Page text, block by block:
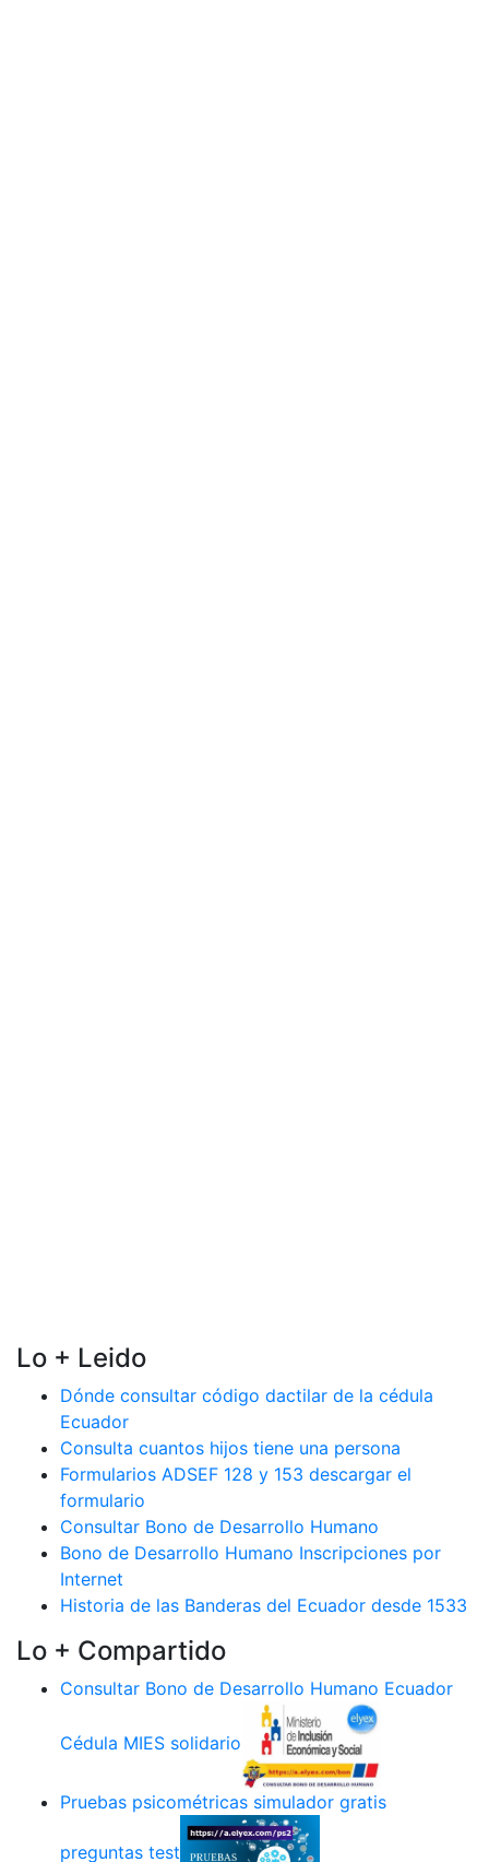
Lo + Leido
Dónde consultar código dactilar de la cédula
Ecuador
Consulta cuantos hijos tiene una persona
Formularios ADSEF 128 y 153 descargar el
formulario
Consultar Bono de Desarrollo Humano
Bono de Desarrollo Humano Inscripciones por
Internet
Historia de las Banderas del Ecuador desde 1533
Lo + Compartido
Consultar Bono de Desarrollo Humano Ecuador
Cédula MIES solidario
Pruebas psicométricas simulador gratis
preguntas test